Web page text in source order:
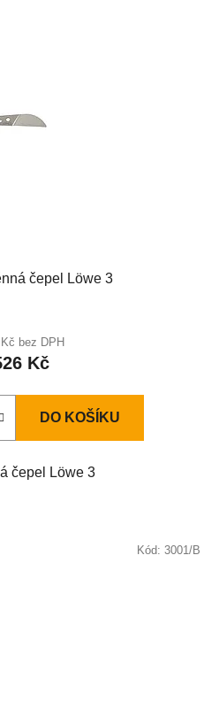
čepel Löwe 3
bez DPH
Kč
DO KOŠÍKU
čepel Löwe 3
Kód: 3001/B